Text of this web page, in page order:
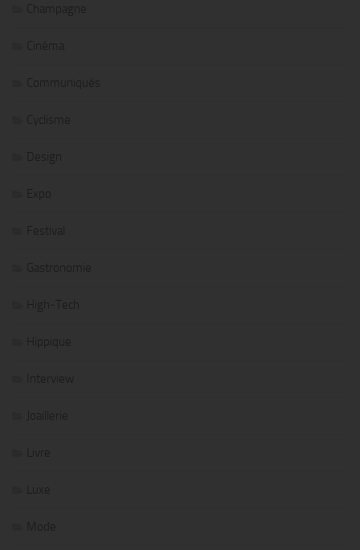
Champagne
Cinéma
Communiqués
Cyclisme
Design
Expo
Festival
Gastronomie
High-Tech
Hippique
Interview
Joaillerie
Livre
Luxe
Mode